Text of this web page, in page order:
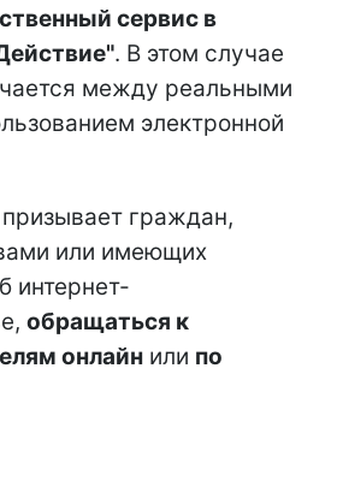
сервис в
. В этом случае
между реальными
электронной
граждан,
или имеющих
интернет-
обращаться к
онлайн или по